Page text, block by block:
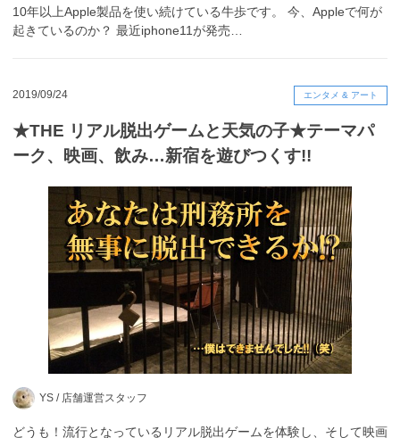
10年以上Apple製品を使い続けている牛歩です。 今、Appleで何が
起きているのか？ 最近iphone11が発売…
2019/09/24 エンタメ & アート
★THE リアル脱出ゲームと天気の子★テーマパ
ーク、映画、飲み…新宿を遊びつくす!!
YS / 店舗運営スタッフ
どうも！流行となっているリアル脱出ゲームを体験し、そして映画